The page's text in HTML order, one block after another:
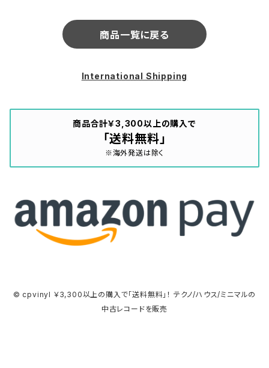
商品一覧に戻る
International Shipping
商品合計￥3,300以上の購入で
「送料無料」
※海外発送は除く
© cpvinyl ￥3,300以上の購入で「送料無料」！ テクノ/ハウス/ミニマルの
中古レコードを販売